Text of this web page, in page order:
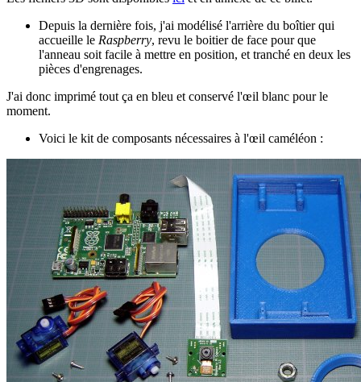
Depuis la dernière fois, j'ai modélisé l'arrière du boîtier qui
accueille le Raspberry, revu le boitier de face pour que
l'anneau soit facile à mettre en position, et tranché en deux les
pièces d'engrenages.
J'ai donc imprimé tout ça en bleu et conservé l'œil blanc pour le
moment.
Voici le kit de composants nécessaires à l'œil caméléon :